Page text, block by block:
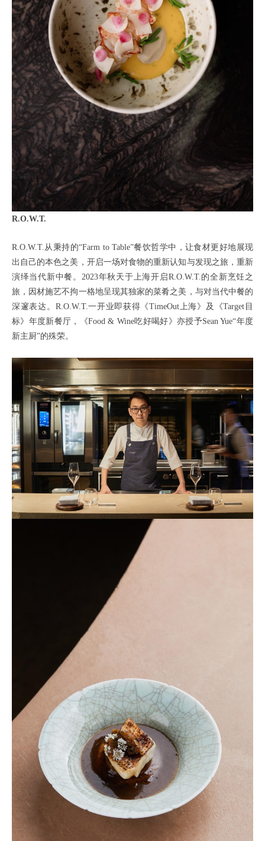
R.O.W.T.
R.O.W.T.从秉持的“Farm to Table”餐饮哲学中，让食材更好地展现
出自己的本色之美，开启一场对食物的重新认知与发现之旅，重新
演绎当代新中餐。2023年秋天于上海开启R.O.W.T.的全新烹饪之
旅，因材施艺不拘一格地呈现其独家的菜肴之美，与对当代中餐的
深邃表达。R.O.W.T.一开业即获得《TimeOut上海》及《Target目
标》年度新餐厅，《Food & Wine吃好喝好》亦授予Sean Yue“年度
新主厨”的殊荣。